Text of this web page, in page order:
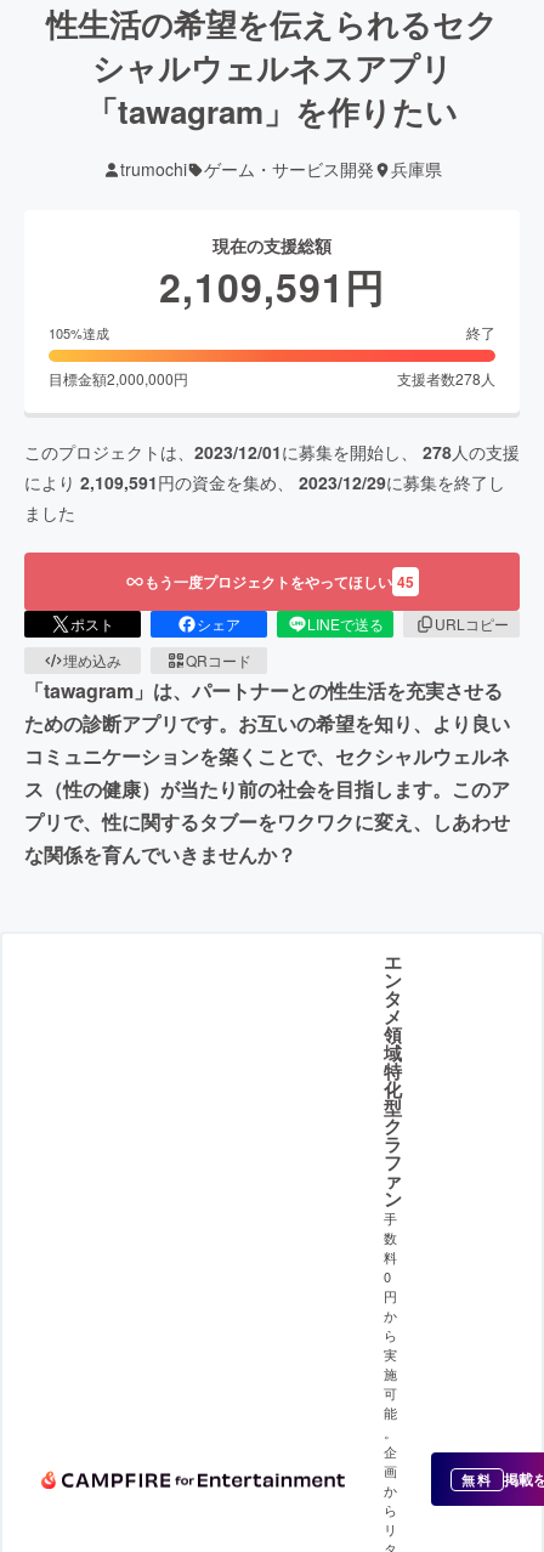
性生活の希望を伝えられるセク
シャルウェルネスアプリ
「tawagram」を作りたい
trumochi ゲーム・サービス開発 兵庫県
現在の支援総額
2,109,591 円
105%達成 終了
目標金額2,000,000円 支援者数278 人
このプロジェクトは、 2023/12/01に募集を開始し、 278人の支援
により 2,109,591円の資金を集め、 2023/12/29に募集を終了し
ました
もう一度プロジェクトをやってほしい 45
ポスト シェア LINEで送る
URLコピー
埋め込み
QRコード
「tawagram」は、パートナーとの性生活を充実させる
ための診断アプリです。お互いの希望を知り、より良い
コミュニケーションを築くことで、セクシャルウェルネ
ス（性の健康）が当たり前の社会を目指します。このア
プリで、性に関するタブーをワクワクに変え、しあわせ
な関係を育んでいきませんか？
エ
ン
タ
メ
領
域
特
化
型
ク
ラ
フ
ァ
ン
手
数
料
0
円
か
ら
実
施
可
能
。
企
画
か
ら
リ
無料 掲載